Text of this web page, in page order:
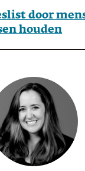
door
houden